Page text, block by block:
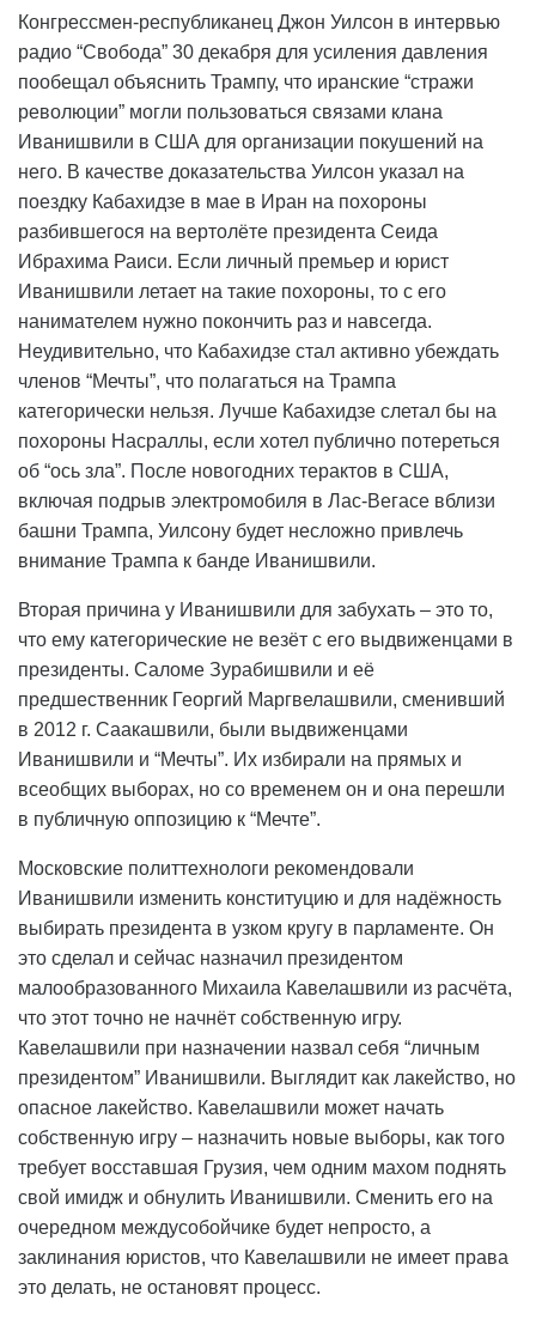
Конгрессмен-республиканец Джон Уилсон в интервью
радио “Свобода” 30 декабря для усиления давления
пообещал объяснить Трампу, что иранские “стражи
революции” могли пользоваться связами клана
Иванишвили в США для организации покушений на
него. В качестве доказательства Уилсон указал на
поездку Кабахидзе в мае в Иран на похороны
разбившегося на вертолёте президента Сеида
Ибрахима Раиси. Если личный премьер и юрист
Иванишвили летает на такие похороны, то с его
нанимателем нужно покончить раз и навсегда.
Неудивительно, что Кабахидзе стал активно убеждать
членов “Мечты”, что полагаться на Трампа
категорически нельзя. Лучше Кабахидзе слетал бы на
похороны Насраллы, если хотел публично потереться
об “ось зла”. После новогодних терактов в США,
включая подрыв электромобиля в Лас-Вегасе вблизи
башни Трампа, Уилсону будет несложно привлечь
внимание Трампа к банде Иванишвили.
Вторая причина у Иванишвили для забухать – это то,
что ему категорические не везёт с его выдвиженцами в
президенты. Саломе Зурабишвили и её
предшественник Георгий Маргвелашвили, сменивший
в 2012 г. Саакашвили, были выдвиженцами
Иванишвили и “Мечты”. Их избирали на прямых и
всеобщих выборах, но со временем он и она перешли
в публичную оппозицию к “Мечте”.
Московские политтехнологи рекомендовали
Иванишвили изменить конституцию и для надёжность
выбирать президента в узком кругу в парламенте. Он
это сделал и сейчас назначил президентом
малообразованного Михаила Кавелашвили из расчёта,
что этот точно не начнёт собственную игру.
Кавелашвили при назначении назвал себя “личным
президентом” Иванишвили. Выглядит как лакейство, но
опасное лакейство. Кавелашвили может начать
собственную игру – назначить новые выборы, как того
требует восставшая Грузия, чем одним махом поднять
свой имидж и обнулить Иванишвили. Сменить его на
очередном междусобойчике будет непросто, а
заклинания юристов, что Кавелашвили не имеет права
это делать, не остановят процесс.